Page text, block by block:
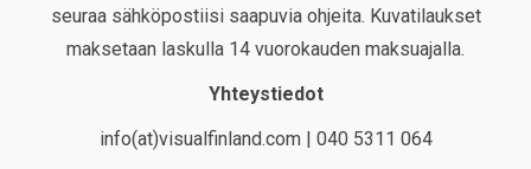
seuraa sähköpostiisi saapuvia ohjeita. Kuvatilaukset
maksetaan laskulla 14 vuorokauden maksuajalla.
Yhteystiedot
info(at)visualfinland.com | 040 5311 064